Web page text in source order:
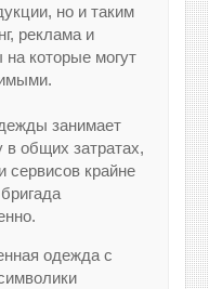
но и таким
реклама и
на которые могут
занимает
общих затратах,
сервисов крайне
одежда с